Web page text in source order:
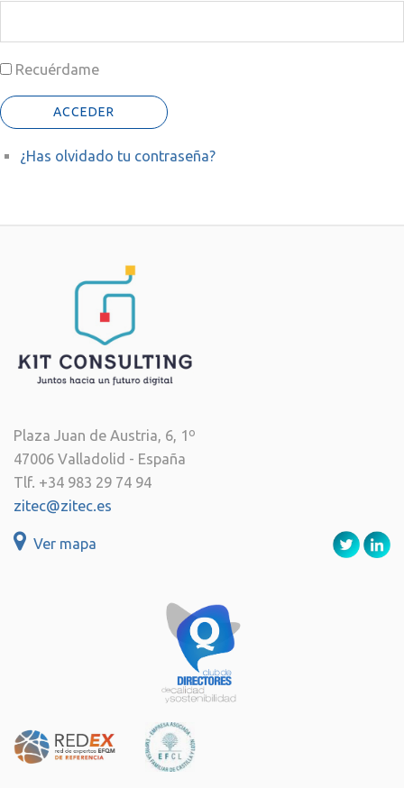
Recuérdame
ACCEDER
¿Has olvidado tu contraseña?
Plaza Juan de Austria, 6, 1º
47006 Valladolid - España
Tlf. +34 983 29 74 94
zitec@zitec.es
Ver mapa